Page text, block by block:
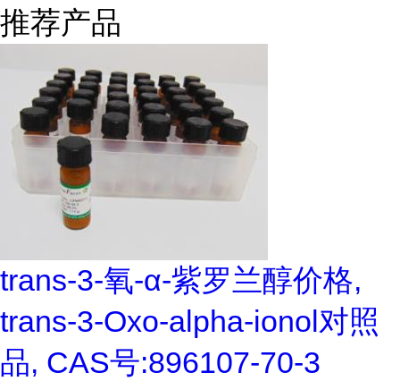
推荐产品
trans-3-氧-α-紫罗兰醇价格,
trans-3-Oxo-alpha-ionol对照
品, CAS号:896107-70-3